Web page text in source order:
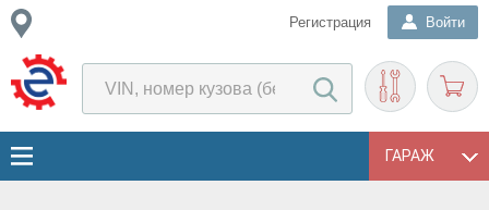
Регистрация Войти
ГАРАЖ